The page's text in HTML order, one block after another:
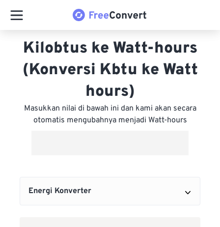
Kilobtus ke Watt-hours
(Konversi Kbtu ke Watt
hours)
Masukkan nilai di bawah ini dan kami akan secara
otomatis mengubahnya menjadi Watt-hours